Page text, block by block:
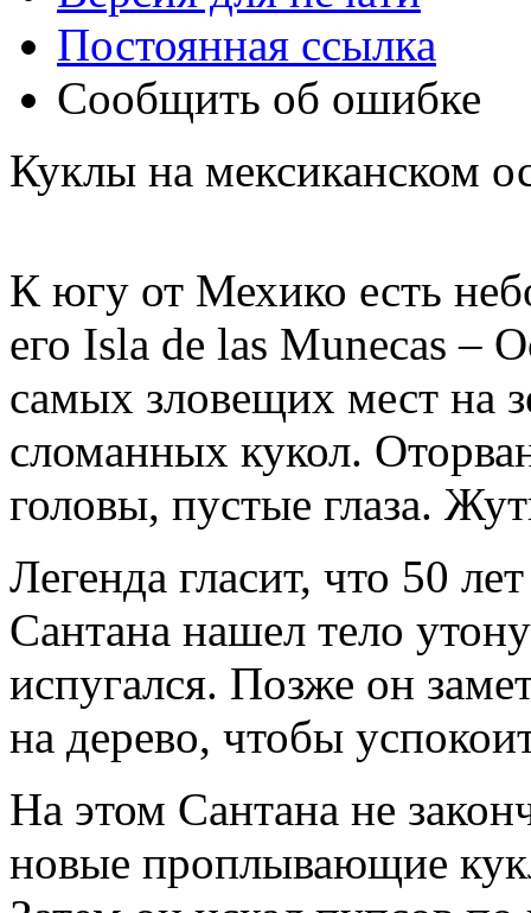
Постоянная ссылка
Сообщить об ошибке
Куклы на мексиканском
К югу от Мехико есть
его Isla de las Munecas –
самых зловещих мест на
сломанных кукол.
головы, пустые глаза.
Легенда гласит, что 50
Сантана нашел тело
испугался. Позже он
на дерево, чтобы
На этом Сантана не
новые проплывающие